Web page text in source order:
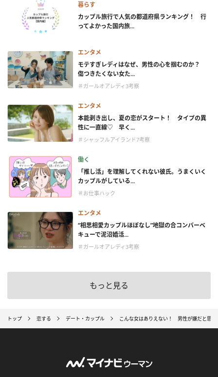
暮らす
カップル旅行で人気の都道府県ランキング！ 行
ってよかった国内旅...
エンタメ
モテすぎレディはなぜ、男性の心を掴むのか？
傷つきたくない女た...
＃ガールオアレディ3考察
エンタメ
本能剥き出し、夏の恋がスタート！ タイプの異
性に一直線♡ 早く...
＃シャッフルアイランド7考察
働く
「推し活」を理解してくれない彼氏。うまくいく
カップルがしている...
＃お仕事ハック
エンタメ
“相思相愛カップルほぼなし”地獄の合コンバーベ
キューで泥沼婚活...
＃ガールオアレディ3考察
もっと見る
トップ 恋する デート・カップル こんな女はありえない！ 男性が嫌だと思う